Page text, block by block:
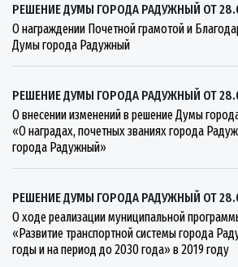
РЕШЕНИЕ ДУМЫ ГОРОДА РАДУЖНЫЙ ОТ
О награждении Почетной грамотой и
Думы города Радужный
РЕШЕНИЕ ДУМЫ ГОРОДА РАДУЖНЫЙ ОТ
О внесении изменений в решение Думы
«О наградах, почетных званиях города
города Радужный»
РЕШЕНИЕ ДУМЫ ГОРОДА РАДУЖНЫЙ ОТ
О ходе реализации муниципальной
«Развитие транспортной системы города
годы и на период до 2030 года» в 2019 году